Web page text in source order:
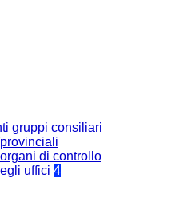
gruppi consiliari
di controllo
uffici 4